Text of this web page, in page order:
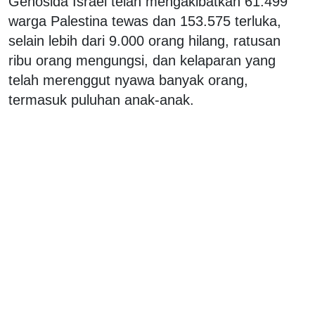
warga Palestina tewas dan 153.575 terluka,
selain lebih dari 9.000 orang hilang, ratusan
ribu orang mengungsi, dan kelaparan yang
telah merenggut nyawa banyak orang,
termasuk puluhan anak-anak.